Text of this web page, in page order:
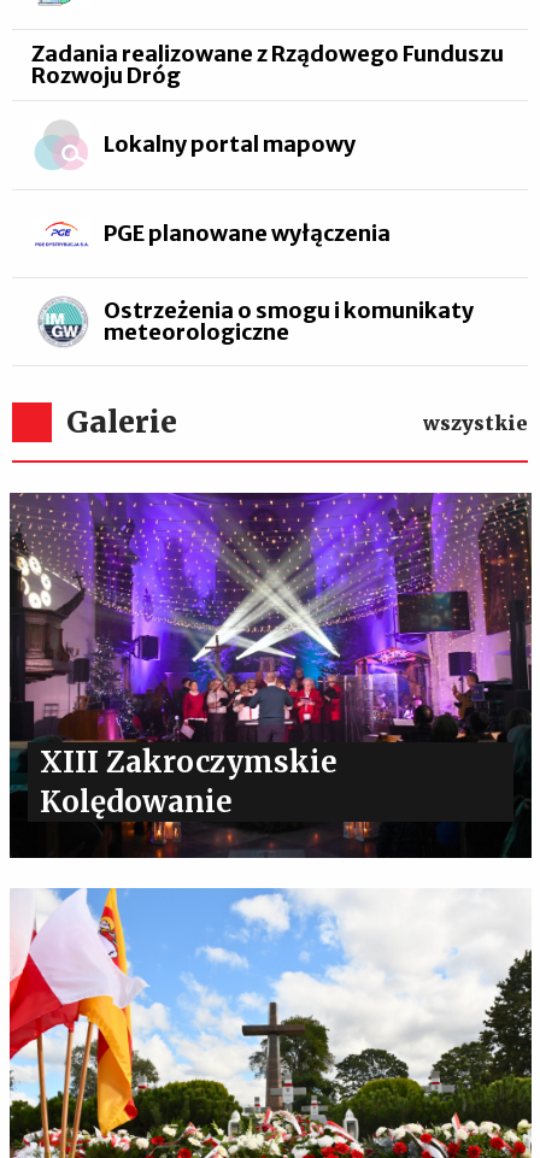
Zadania realizowane z Rządowego Funduszu
Rozwoju Dróg
Lokalny portal mapowy
PGE planowane wyłączenia
Ostrzeżenia o smogu i komunikaty
meteorologiczne
Galerie wszystkie
XIII Zakroczymskie
Kolędowanie